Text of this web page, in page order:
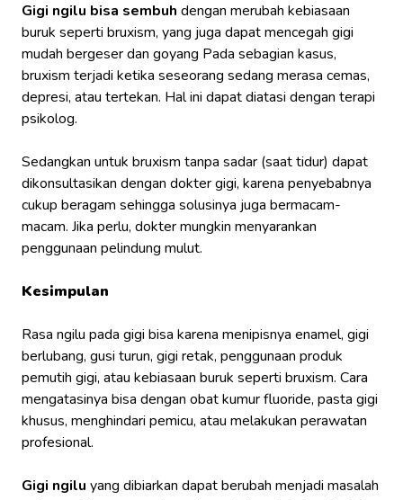
Gigi ngilu bisa sembuh dengan merubah kebiasaan
buruk seperti bruxism, yang juga dapat mencegah gigi
mudah bergeser dan goyang Pada sebagian kasus,
bruxism terjadi ketika seseorang sedang merasa cemas,
depresi, atau tertekan. Hal ini dapat diatasi dengan terapi
psikolog.
Sedangkan untuk bruxism tanpa sadar (saat tidur) dapat
dikonsultasikan dengan dokter gigi, karena penyebabnya
cukup beragam sehingga solusinya juga bermacam-
macam. Jika perlu, dokter mungkin menyarankan
penggunaan pelindung mulut.
Kesimpulan
Rasa ngilu pada gigi bisa karena menipisnya enamel, gigi
berlubang, gusi turun, gigi retak, penggunaan produk
pemutih gigi, atau kebiasaan buruk seperti bruxism. Cara
mengatasinya bisa dengan obat kumur fluoride, pasta gigi
khusus, menghindari pemicu, atau melakukan perawatan
profesional.
Gigi ngilu yang dibiarkan dapat berubah menjadi masalah